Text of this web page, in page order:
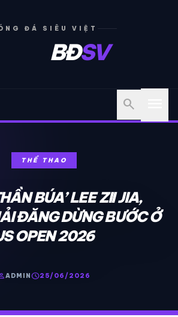
ĐÁ SIÊU VIỆT
BĐSV
search
THỂ THAO
BÚA’ LEE ZII JIA,
ĐĂNG DỪNG BƯỚC Ở
OPEN 2026
ADMINschedule25/06/2026